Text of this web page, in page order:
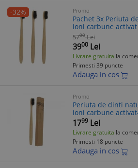
-32% Promo
Pachet 3x Periuta
ioni carbune
are efect de albire,
5700 Lei
3900 Lei
Livrare gratuita la
Primesti 39 puncte
Adauga in cos
Promo
Periuta de dinti
ioni carbune
1799 Lei
Livrare gratuita la
Primesti 18 puncte
Adauga in cos